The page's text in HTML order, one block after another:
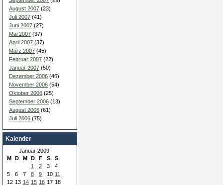
August 2007 (23)
Juli 2007 (41)
Juni 2007 (27)
Mai 2007 (37)
April 2007 (37)
März 2007 (45)
Februar 2007 (22)
Januar 2007 (50)
Dezember 2006 (46)
November 2006 (54)
Oktober 2006 (25)
September 2006 (13)
August 2006 (61)
Juli 2006 (75)
Kalender
Januar 2009
M D M D F S
S
1
2 3
4
5
6 7 8 9 10 11
12 13 14 15 16 17 18